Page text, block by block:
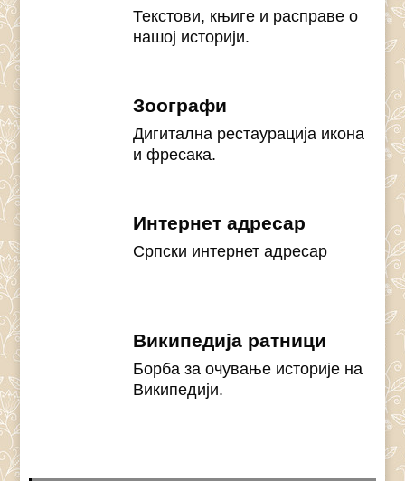
Текстови, књиге и расправе о
нашој историји.
Зоографи
Дигитална рестаурација икона
и фресака.
Интернет адресар
Српски интернет адресар
Википедија ратници
Борба за очување историје на
Википедији.